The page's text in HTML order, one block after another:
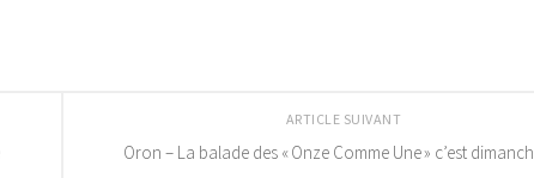
ARTICLE SUIVANT
Oron – La balade des « Onze Comme Une » c’est